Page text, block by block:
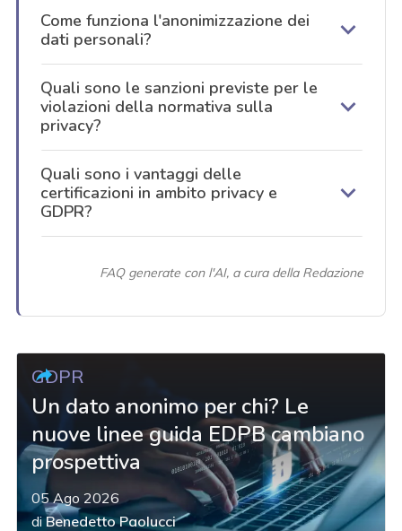
Come funziona l'anonimizzazione dei
dati personali?
Quali sono le sanzioni previste per le
violazioni della normativa sulla
privacy?
Quali sono i vantaggi delle
certificazioni in ambito privacy e
GDPR?
FAQ generate con l'AI, a cura della Redazione
GDPR
Un dato anonimo per chi? Le
nuove linee guida EDPB cambiano
prospettiva
05 Ago 2026
di Benedetto Paolucci